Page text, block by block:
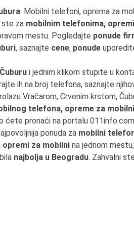
. Mobilni telefoni, oprema za
ste za mobilnim telefonima,
mestu. Pogledajte ponude
, saznajte cene, ponude
i jednim klikom stupite u
ih na broj telefona, saznajte
Vračarom, Crvenim krstom,
telefona, opreme za mobilni
ćete pronaći na portalu
ponuda za mobilni
za mobilni na jednom
najbolja u Beogradu. Zahvalni